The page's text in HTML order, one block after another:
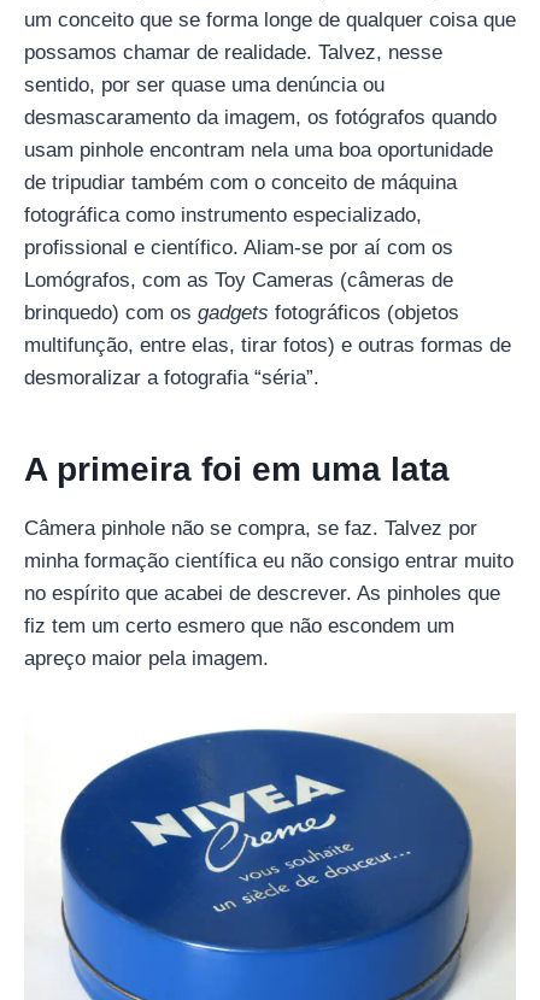
um conceito que se forma longe de qualquer coisa que
possamos chamar de realidade. Talvez, nesse
sentido, por ser quase uma denúncia ou
desmascaramento da imagem, os fotógrafos quando
usam pinhole encontram nela uma boa oportunidade
de tripudiar também com o conceito de máquina
fotográfica como instrumento especializado,
profissional e científico. Aliam-se por aí com os
Lomógrafos, com as Toy Cameras (câmeras de
brinquedo) com os gadgets fotográficos (objetos
multifunção, entre elas, tirar fotos) e outras formas de
desmoralizar a fotografia “séria”.
A primeira foi em uma lata
Câmera pinhole não se compra, se faz. Talvez por
minha formação científica eu não consigo entrar muito
no espírito que acabei de descrever. As pinholes que
fiz tem um certo esmero que não escondem um
apreço maior pela imagem.